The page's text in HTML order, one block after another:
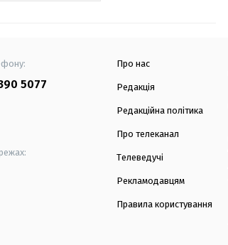
5077
Про нас
Редакція
Редакційна політика
Про телеканал
Телеведучі
Рекламодавцям
Правила користування